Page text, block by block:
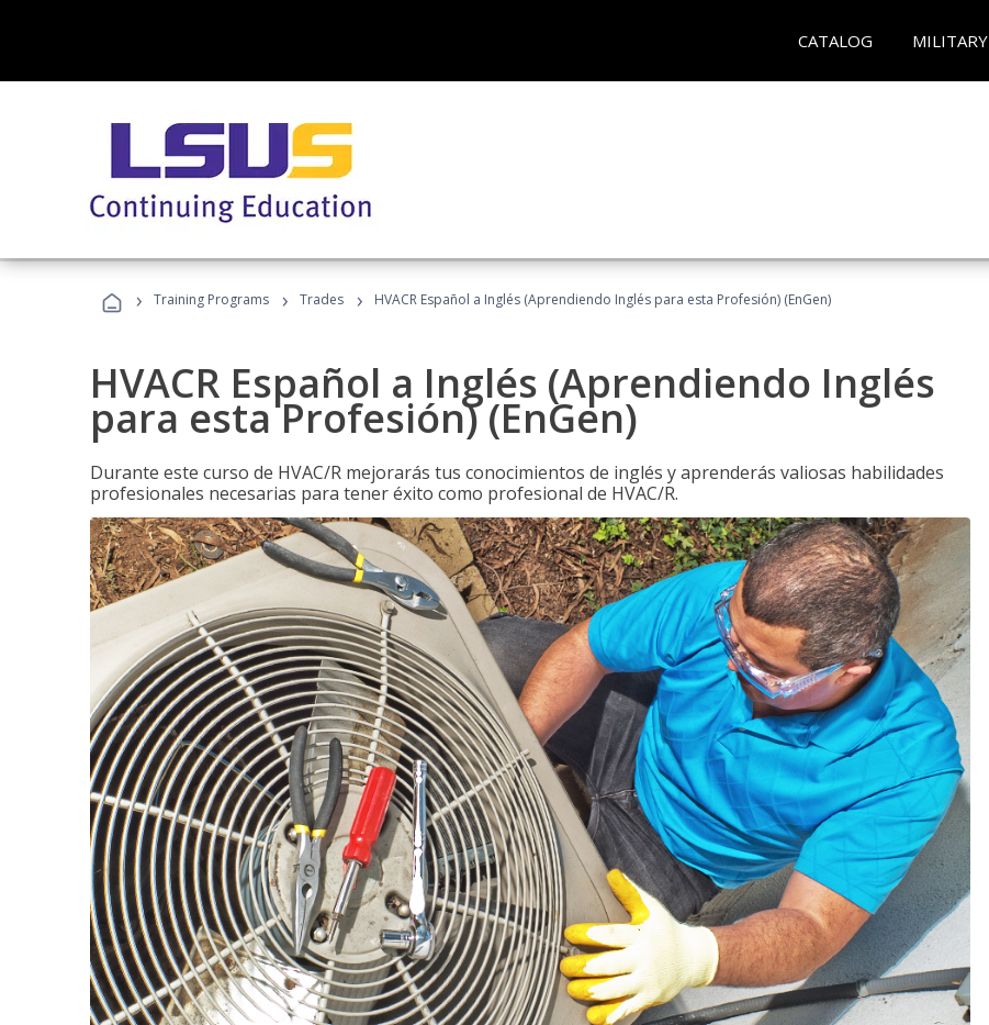
CATALOG MILITARY
› Training Programs › Trades › HVACR Español a Inglés (Aprendiendo Inglés para esta Profesión) (EnGen)
HVACR Español a Inglés (Aprendiendo Inglés
para esta Profesión) (EnGen)
Durante este curso de HVAC/R mejorarás tus conocimientos de inglés y aprenderás valiosas habilidades
profesionales necesarias para tener éxito como profesional de HVAC/R.